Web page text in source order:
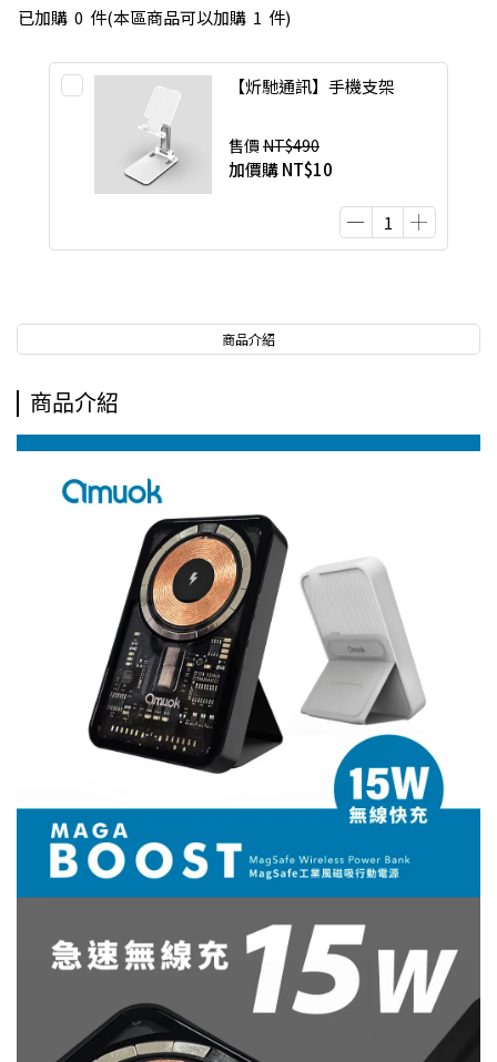
已加購 0 件(本區商品可以加購 1 件)
【炘馳通訊】手機支架
售價 NT$490
加價購NT$10
商品介紹
商品介紹